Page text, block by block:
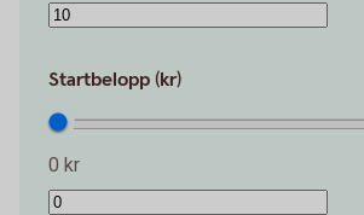
Startbelopp (kr)
0 kr